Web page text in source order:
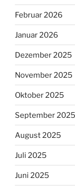
Februar 2026
Januar 2026
Dezember 2025
November 2025
Oktober 2025
September 2025
August 2025
Juli 2025
Juni 2025